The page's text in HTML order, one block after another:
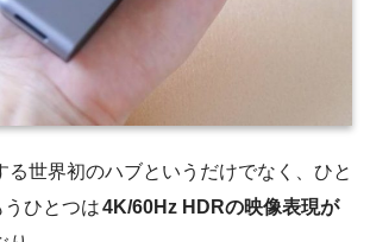
る世界初のハブというだけでなく、ひと
ひとつは4K/60Hz HDRの映像表現が